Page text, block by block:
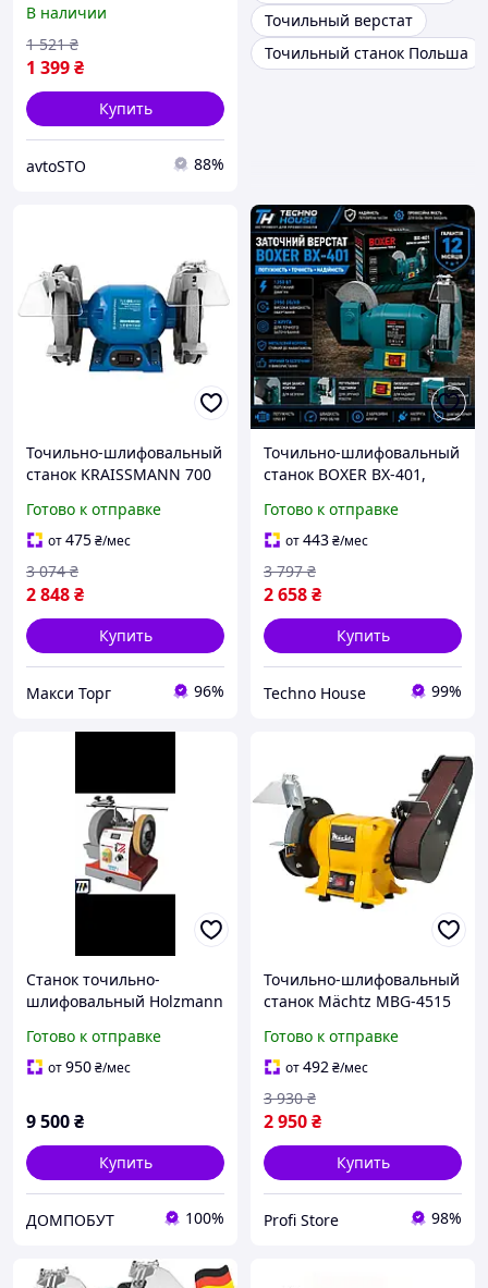
Dele KD532 точильный
станок
В наличии
1 399₴
1 521 ₴
Купить
avtoSTO 88%
Точильный верстат
Точильный станок Польша
Точильно-шлифовальный
станок KRAISSMANN 700
Готово к отправке
от475₴/мес
2 848₴
3 074 ₴
Купить
Макси Торг 96%
Точильно-шлифовальный
станок BOXER BX-401,
двухкруговой
Готово к отправке
от443₴/мес
2 658₴
3 797 ₴
Купить
Techno House 99%
Станок точильно-
шлифовальный Holzmann
Готово к отправке
от950₴/мес
9 500₴
Купить
ДОМПОБУТ 100%
Точильно-шлифовальный
станок Mächtz MBG-4515
Готово к отправке
от492₴/мес
2 950₴
3 930 ₴
Купить
Profi Store 98%